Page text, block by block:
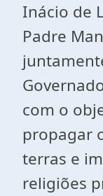
Inácio de
Padre
com o
propagar
terras e
religiões